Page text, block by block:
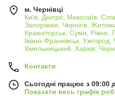
м. Чернівці
Київ, Дніпро, Миколаїв,
Запоріжжя, Чернігів,
Краматорськ, Суми, Рівне,
Івано-Франківськ, Ужгород,
Хмельницький, Харків,
Контакти
Сьогодні працює з 09:00
Показати весь графік